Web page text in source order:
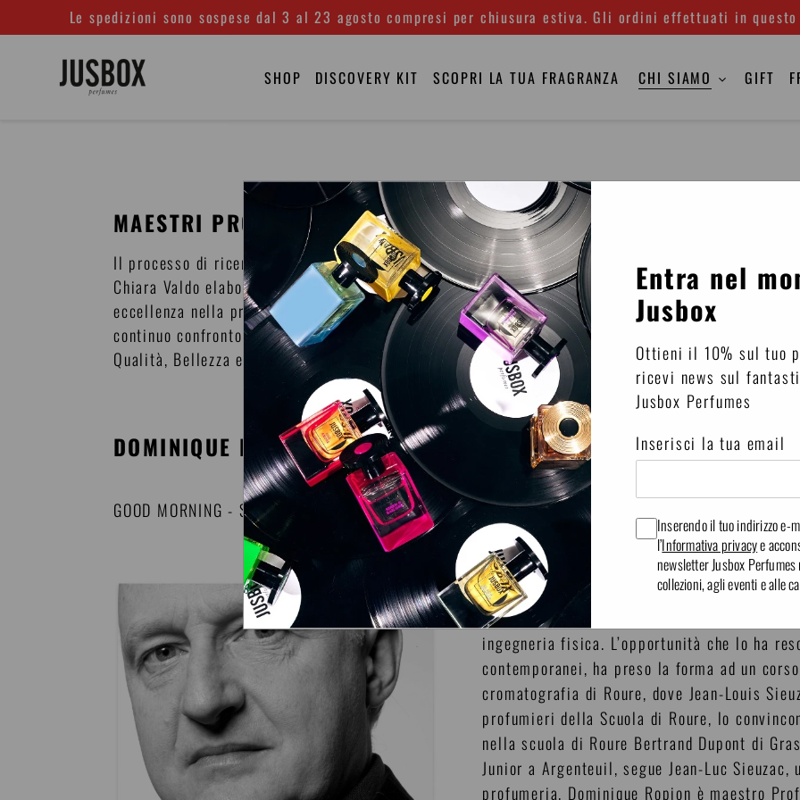
direttamente
contenuti
Le spedizioni sono sospese dal 3 al 23 agosto compresi per chiusura estiva. Gli ordini effettuati in
SHOP DISCOVERY KIT SCOPRI LA TUA FRAGRANZA CHI SIAMO GIFT
MAESTRI PROFUMIERI
Il processo di ricerca e sviluppo è per Jusbox Perfumes l’inizio della creazione, dove l’idea si
Chiara Valdo elabora una visione progettuale ispirata dall’universo musicale e seleziona per lo
eccellenza nella profumeria artistica, che attraverso il proprio stile e la propria estetica ne
continuo confronto tra Andrea & Chiara Valdo e il Maestro Profumiere a portare alla creazione di
Qualità, Bellezza e Know-how.
DOMINIQUE ROPION
GOOD MORNING -SPRING DANCE -BEAT CAFÉ- MICROLOVE-FEATHER SUPREME
Poeta perfetto e conoscitore perspicace,
profumiere. Ancora non del tutto
ingegneria fisica. L’opportunità che lo ha
contemporanei, ha preso la forma ad un
cromatografia di Roure, dove Jean-Louis
profumieri della Scuola di Roure, lo
nella scuola di Roure Bertrand Dupont di
Junior a Argenteuil, segue Jean-Luc
profumeria. Dominique Ropion è maestro
Entra nel
Jusbox
Ottieni il 10% sul tuo
ricevi news sul
Jusbox Perfumes
Inserisci la tua email
Inserendo il tuo indirizzo e-
l’Informativa privacye
newsletter Jusbox
collezioni, agli eventi e alle